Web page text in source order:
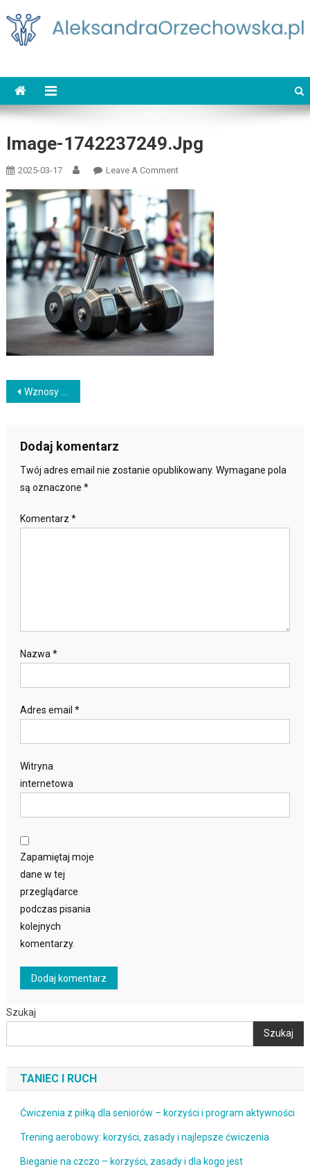
content
Image-1742237249.jpg
2025-03-17 Leave A CommentOn
Nawigacja
Wznosy hantli w bok – jak skutecznie trenować barki?
Dodaj komentarz
Twój adres email nie zostanie opublikowany. Wymagane pola
są oznaczone *
Komentarz *
Nazwa *
Adres email *
Witryna
internetowa
Zapamiętaj moje
dane w tej
przeglądarce
podczas pisania
kolejnych
komentarzy.
Szukaj
Szukaj
TANIEC I RUCH
Ćwiczenia z piłką dla seniorów – korzyści i program aktywności
Trening aerobowy: korzyści, zasady i najlepsze ćwiczenia
Bieganie na czczo – korzyści, zasady i dla kogo jest